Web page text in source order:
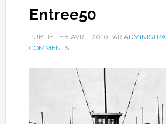
Entree50
PUBLIÉ LE 8 AVRIL 2016PAR
COMMENTS